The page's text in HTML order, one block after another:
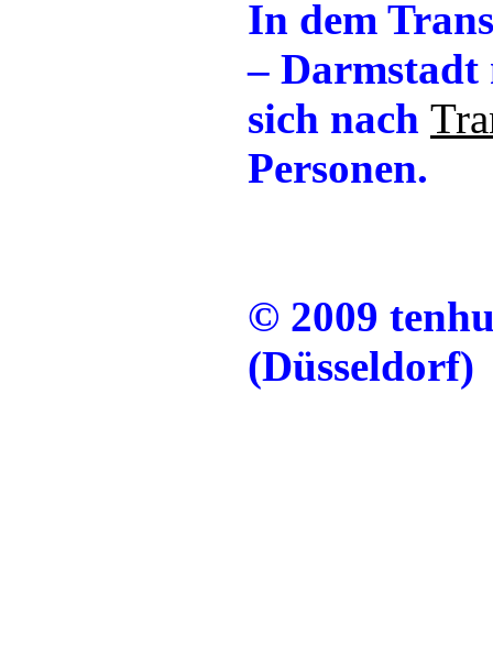
In dem
– Darmstadt
sich nach
Personen.
© 2009
(Düsseldorf)